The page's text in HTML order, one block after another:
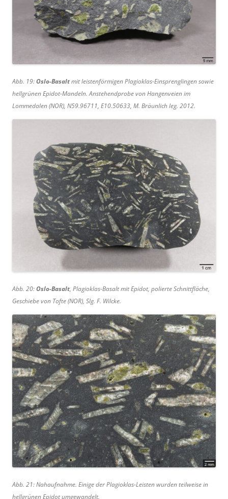
Abb. 19:Oslo-Basaltmit leistenförmigen Plagioklas-Einsprenglingen sowie
hellgrünen Epidot-Mandeln. Anstehendprobe von Hangenveien im
Lommedalen (NOR), N59.96711, E10.50633, M. Bräunlich leg. 2012.
Abb. 20:Oslo-Basalt, Plagioklas-Basalt mit Epidot, polierte Schnittfläche,
Geschiebe von Tofte (NOR), Slg. F. Wilcke.
Abb. 21: Nahaufnahme. Einige der Plagioklas-Leisten wurden teilweise in
hellgrünen Epidot umgewandelt.